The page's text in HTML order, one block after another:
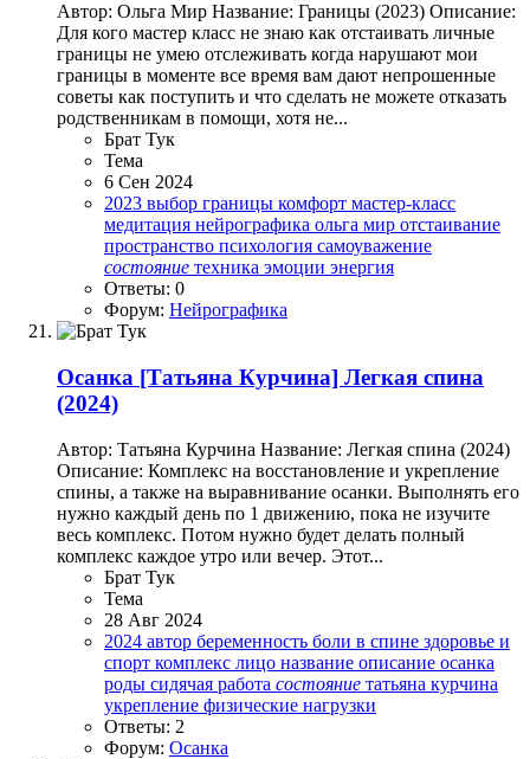
Автор: Ольга Мир Название: Границы (2023) Описание:
Для кого мастер класс не знаю как отстаивать личные
границы не умею отслеживать когда нарушают мои
границы в моменте все время вам дают непрошенные
советы как поступить и что сделать не можете отказать
родственникам в помощи, хотя не...
Брат Тук
Тема
6 Сен 2024
2023 выбор границы комфорт мастер-класс
медитация нейрографика ольга мир отстаивание
пространство психология самоуважение
состояние техника эмоции энергия
Ответы: 0
Форум: Нейрографика
Осанка [Татьяна Курчина] Легкая спина
(2024)
Автор: Татьяна Курчина Название: Легкая спина (2024)
Описание: Комплекс на восстановление и укрепление
спины, а также на выравнивание осанки. Выполнять его
нужно каждый день по 1 движению, пока не изучите
весь комплекс. Потом нужно будет делать полный
комплекс каждое утро или вечер. Этот...
Брат Тук
Тема
28 Авг 2024
2024 автор беременность боли в спине здоровье и
спорт комплекс лицо название описание осанка
роды сидячая работа состояние татьяна курчина
укрепление физические нагрузки
Ответы: 2
Форум: Осанка